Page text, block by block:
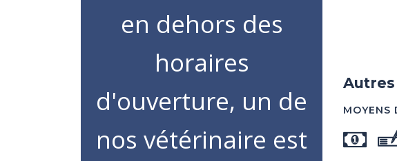
en dehors des
horaires
d'ouverture, un de
nos vétérinaire est
MOYENS